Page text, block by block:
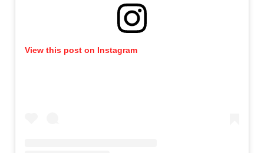
View this post on Instagram